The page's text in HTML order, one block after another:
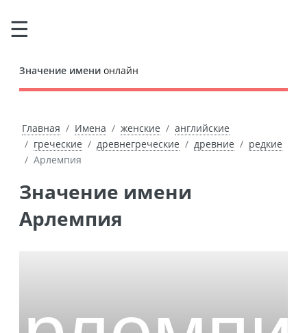
Значение имени онлайн
Главная Имена женские
английские
греческие
древнегреческие древние
редкие
Арлемпия
Значение имени
Арлемпия